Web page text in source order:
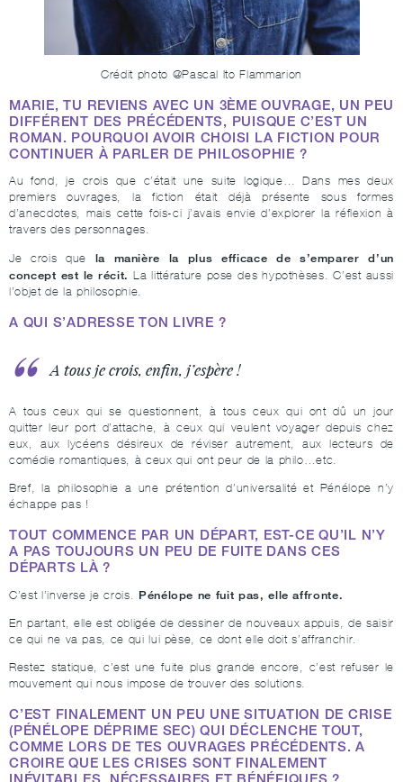
Crédit photo @Pascal Ito Flammarion
MARIE, TU REVIENS AVEC UN 3ÈME OUVRAGE, UN PEU
DIFFÉRENT DES PRÉCÉDENTS, PUISQUE C’EST UN
ROMAN. POURQUOI AVOIR CHOISI LA FICTION POUR
CONTINUER À PARLER DE PHILOSOPHIE ?
Au fond, je crois que c’était une suite logique… Dans mes deux
premiers ouvrages, la fiction était déjà présente sous formes
d’anecdotes, mais cette fois-ci j’avais envie d’explorer la réflexion à
travers des personnages.
Je crois que la manière la plus efficace de s’emparer d’un
concept est le récit. La littérature pose des hypothèses. C’est aussi
l’objet de la philosophie.
A QUI S’ADRESSE TON LIVRE ?
A tous je crois, enfin, j’espère !
A tous ceux qui se questionnent, à tous ceux qui ont dû un jour
quitter leur port d’attache, à ceux qui veulent voyager depuis chez
eux, aux lycéens désireux de réviser autrement, aux lecteurs de
comédie romantiques, à ceux qui ont peur de la philo…etc.
Bref, la philosophie a une prétention d’universalité et Pénélope n’y
échappe pas !
TOUT COMMENCE PAR UN DÉPART, EST-CE QU’IL N’Y
A PAS TOUJOURS UN PEU DE FUITE DANS CES
DÉPARTS LÀ ?
C’est l’inverse je crois. Pénélope ne fuit pas, elle affronte.
En partant, elle est obligée de dessiner de nouveaux appuis, de saisir
ce qui ne va pas, ce qui lui pèse, ce dont elle doit s’affranchir.
Restez statique, c’est une fuite plus grande encore, c’est refuser le
mouvement qui nous impose de trouver des solutions.
C’EST FINALEMENT UN PEU UNE SITUATION DE CRISE
(PÉNÉLOPE DÉPRIME SEC) QUI DÉCLENCHE TOUT,
COMME LORS DE TES OUVRAGES PRÉCÉDENTS. A
CROIRE QUE LES CRISES SONT FINALEMENT
INÉVITABLES, NÉCESSAIRES ET BÉNÉFIQUES ?